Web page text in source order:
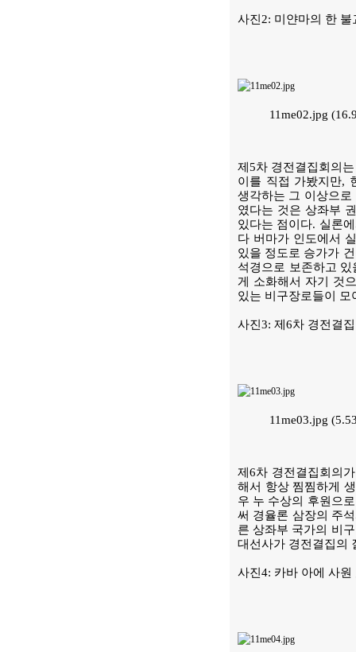
사진2: 미얀마의 한
11me02.jpg
제5차 경전결집회의
이를 직접 가봤지만,
생각하는 그 이상으
였다는 것은 상좌부
있다는 점이다. 실론
다 버마가 인도에서
있을 정도로 승가가
석경으로 보존하고
게 소화해서 자기 것
있는 비구장로들이
사진3: 제6차 경전결
11me03.jpg
제6차 경전결집회의
해서 항상 찜찜하게
우 누 수상의 후원으
써 경율론 삼장의 주
른 상좌부 국가의 비
대선사가 경전결집의
사진4: 카바 아에 사